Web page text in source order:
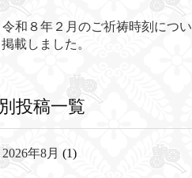
令和８年２月のご祈祷時刻につい
載しました。
投稿一覧
2026年8月 (1)